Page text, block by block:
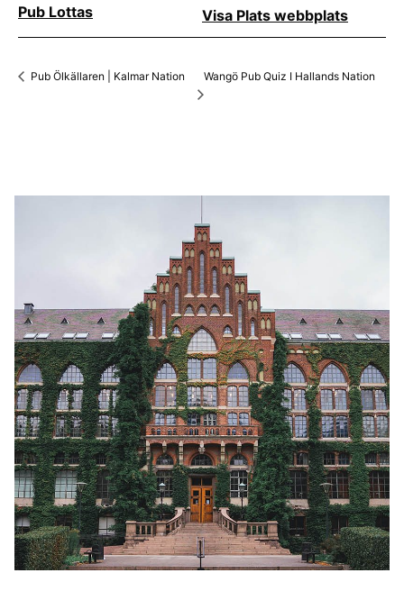
Pub Lottas
Visa Plats webbplats
Pub Ölkällaren | Kalmar Nation Wangö Pub Quiz I Hallands Nation